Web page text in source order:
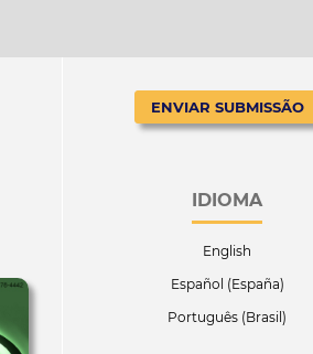
ENVIAR SUBMISSÃO
IDIOMA
English
Español (España)
Português (Brasil)